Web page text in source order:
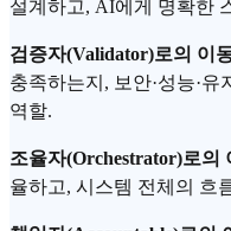
설계하고, AI에게 명확한
검증자(Validator)로의 이
충족하는지, 보안·성능·
역할.
조율자(Orchestrator)로의
율하고, 시스템 전체의 흐